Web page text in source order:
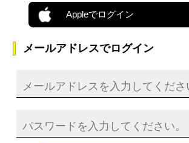
Appleでログイン
メールアドレスでログイン